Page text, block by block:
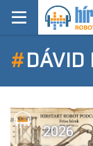
KEZDŐLAP
FRISS HÍREK
TECH HÍREK
#DÁVID
2026